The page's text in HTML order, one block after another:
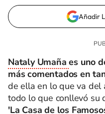
Añadir
Nataly Umañaes uno
más comentados en
de ella en lo que va del
todo lo que conllevó su
'La Casa de los